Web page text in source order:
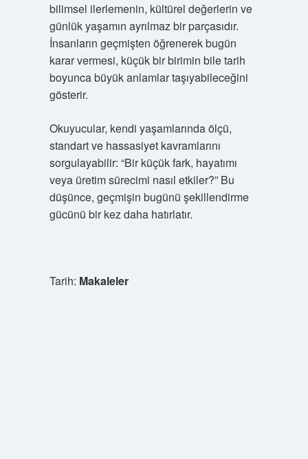
bilimsel ilerlemenin, kültürel değerlerin ve
günlük yaşamın ayrılmaz bir parçasıdır.
İnsanların geçmişten öğrenerek bugün
karar vermesi, küçük bir birimin bile tarih
boyunca büyük anlamlar taşıyabileceğini
gösterir.
Okuyucular, kendi yaşamlarında ölçü,
standart ve hassasiyet kavramlarını
sorgulayabilir: “Bir küçük fark, hayatımı
veya üretim sürecimi nasıl etkiler?” Bu
düşünce, geçmişin bugünü şekillendirme
gücünü bir kez daha hatırlatır.
Tarih: Makaleler